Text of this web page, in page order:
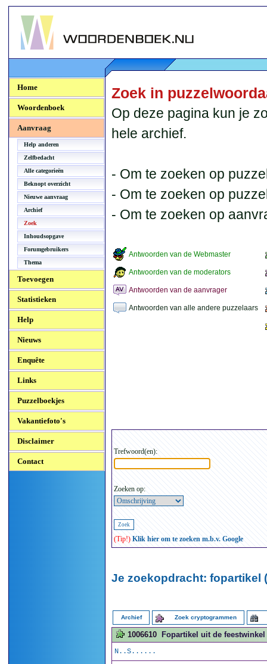
Woordenboek.NU
Home
Woordenboek
Aanvraag
Help anderen
Zelfbedacht
Alle categorieën
Beknopt overzicht
Nieuwe aanvraag
Archief
Zoek
Inhoudsopgave
Forumgebruikers
Thema
Toevoegen
Statistieken
Help
Nieuws
Enquête
Links
Puzzelboekjes
Vakantiefoto's
Disclaimer
Contact
Zoek in
Op deze pagina kun je
hele archief.
- Om te zoeken op
- Om te zoeken op
- Om te zoeken op
Antwoorden van de Webmaster
Antwoorden van de moderators
Antwoorden van de aanvrager
Antwoorden van alle andere puzzelaars
Trefwoord(en):
Zoeken op:
(Tip!) Klik hier om te zoeken m.b.v. Google
Je zoekopdracht: fopartikel
Archief Zoek cryptogrammen
1006610 Fopartikel uit de feestwinkel
N..S......